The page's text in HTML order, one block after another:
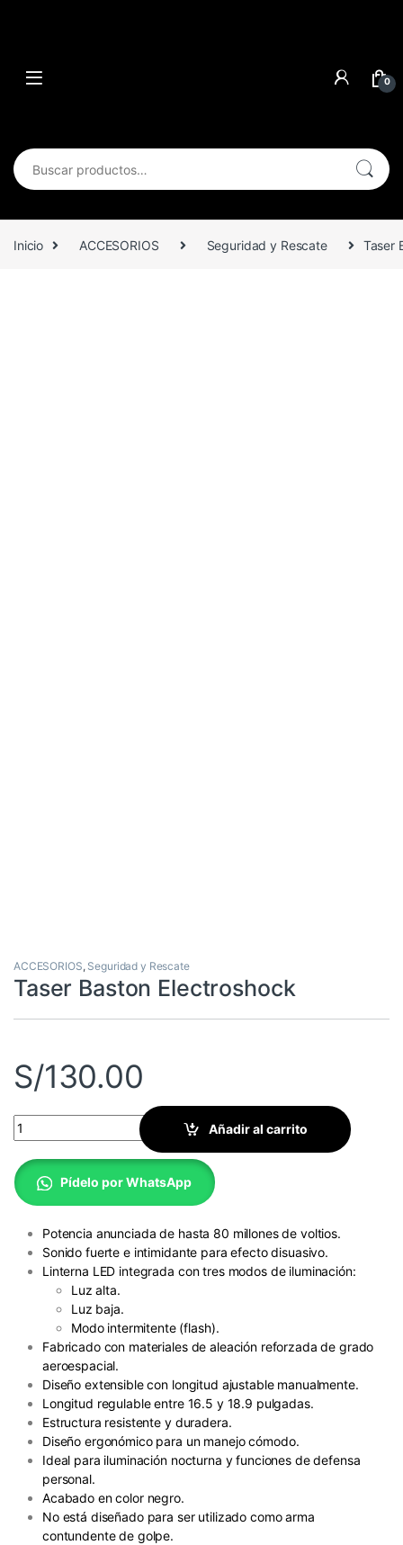
0
Buscar por:
Inicio ACCESORIOS Seguridad y Rescate Taser
ACCESORIOS, Seguridad y Rescate
Taser Baston Electroshock
Potencia anunciada de hasta 80 millones de voltios.
Sonido fuerte e intimidante para efecto disuasivo.
Linterna LED integrada con tres modos de iluminación:
Luz alta.
Luz baja.
Modo intermitente (flash).
Fabricado con materiales de aleación reforzada de grado
aeroespacial.
Diseño extensible con longitud ajustable manualmente.
Longitud regulable entre 16.5 y 18.9 pulgadas.
Estructura resistente y duradera.
Diseño ergonómico para un manejo cómodo.
Ideal para iluminación nocturna y funciones de defensa
personal.
Acabado en color negro.
No está diseñado para ser utilizado como arma
contundente de golpe.
S/130.00
Taser Baston Electroshock quantity
Añadir al carrito
Pídelo por WhatsApp